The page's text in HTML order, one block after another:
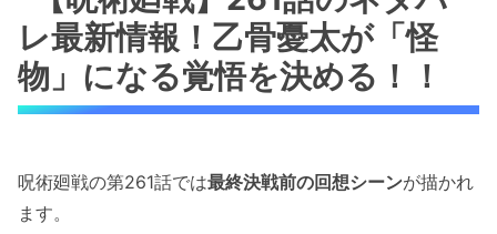
レ最新情報！乙骨憂太が「怪
物」になる覚悟を決める！！
呪術廻戦の第261話では最終決戦前の回想シーンが描かれ
ます。